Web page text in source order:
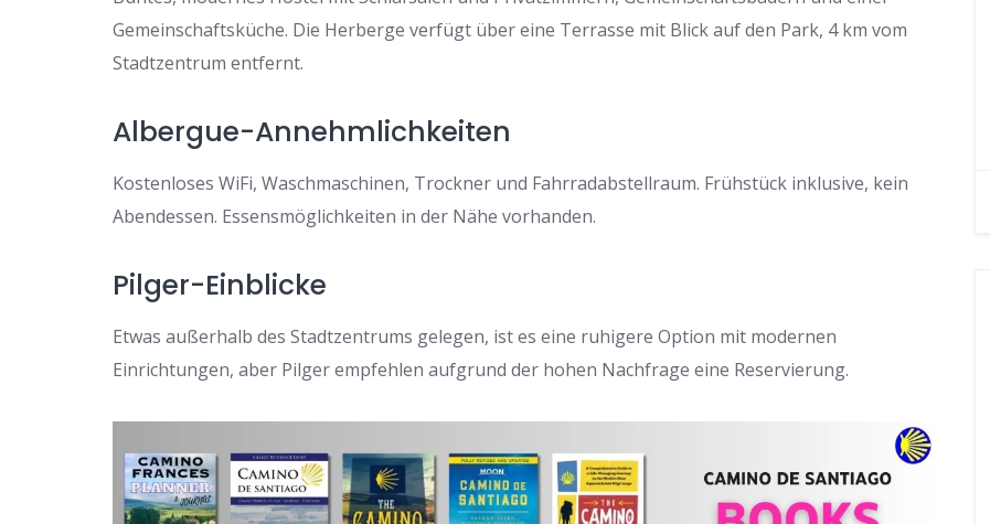
Gemeinschaftsküche. Die Herberge verfügt über eine Terrasse mit Blick auf den Park, 4 km vom
Stadtzentrum entfernt.
Albergue-Annehmlichkeiten
Kostenloses WiFi, Waschmaschinen, Trockner und Fahrradabstellraum. Frühstück inklusive, kein
Abendessen. Essensmöglichkeiten in der Nähe vorhanden.
Pilger-Einblicke
Etwas außerhalb des Stadtzentrums gelegen, ist es eine ruhigere Option mit modernen
Einrichtungen, aber Pilger empfehlen aufgrund der hohen Nachfrage eine Reservierung.